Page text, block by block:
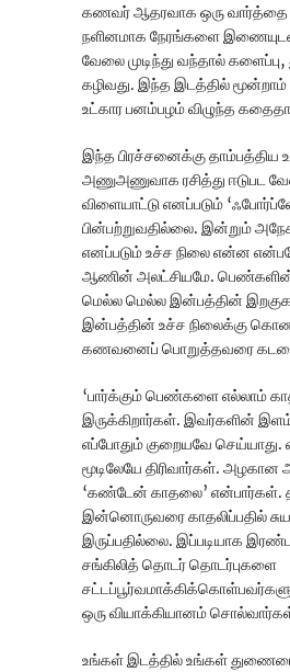
கணவர் ஆதரவாக ஒரு வார்த்தை
நளினமாக நேரங்களை இணையுடன்
வேலை முடிந்து வந்தால்
கழிவது. இந்த இடத்தில் மூன்றாம்
உட்கார பனம்பழம் விழுந்த
இந்த பிரச்சனைக்கு தாம்பத்திய
அணுஅணுவாக ரசித்து ஈடுபட
விளையாட்டு எனப்படும்
பின்பற்றுவதில்லை. இன்றும்
எனப்படும் உச்ச நிலை என்ன
ஆணின் அலட்சியமே. பெண்களின்
மெல்ல மெல்ல இன்பத்தின்
இன்பத்தின் உச்ச நிலைக்கு
கணவனைப் பொறுத்தவரை
‘பார்க்கும் பெண்களை எல்லாம்
இருக்கிறார்கள். இவர்களின்
எப்போதும் குறையவே
மூடிலேயே திரிவார்கள்.
‘கண்டேன் காதலை’ என்பார்கள்.
இன்னொருவரை காதலிப்பதில்
இருப்பதில்லை. இப்படியாக
சங்கிலித் தொடர் தொடர்புகளை
ஒரு வியாக்கியானம்
உங்கள் இடத்தில் உங்கள் துணையை